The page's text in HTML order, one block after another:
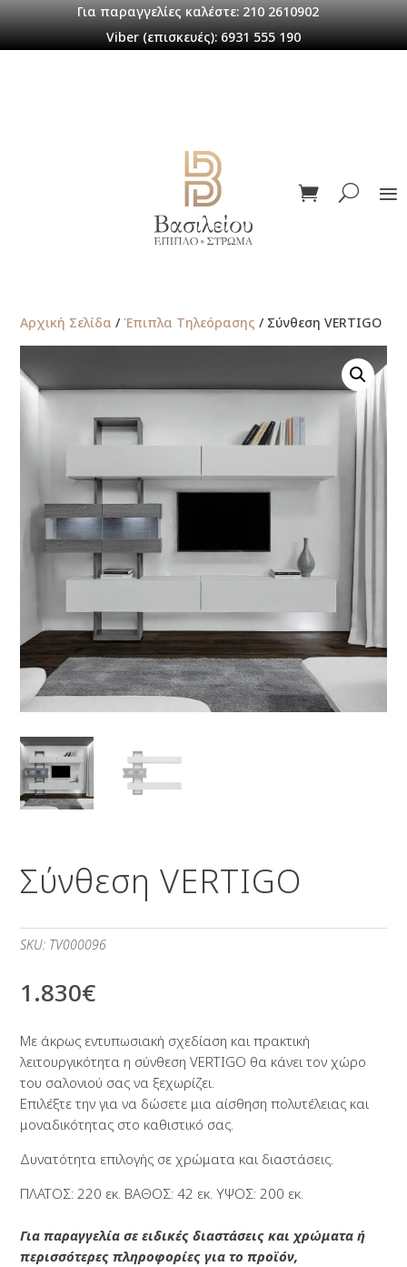
Για παραγγελίες καλέστε: 210 2610902
Viber (επισκευές): 6931 555 190
Αρχική Σελίδα /Έπιπλα Τηλεόρασης / Σύνθεση VERTIGO
Σύνθεση VERTIGO
SKU: TV000096
1.830€
Με άκρως εντυπωσιακή σχεδίαση και πρακτική
λειτουργικότητα η σύνθεση VERTIGO θα κάνει τον χώρο
του σαλονιού σας να ξεχωρίζει.
Επιλέξτε την για να δώσετε μια αίσθηση πολυτέλειας και
μοναδικότητας στο καθιστικό σας.
Δυνατότητα επιλογής σε χρώματα και διαστάσεις.
ΠΛΑΤΟΣ: 220 εκ. ΒΑΘΟΣ: 42 εκ. ΥΨΟΣ: 200 εκ.
Για παραγγελία σε ειδικές διαστάσεις και χρώματα ή
περισσότερες πληροφορίες για το προϊόν,